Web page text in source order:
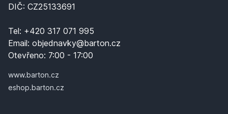
DIČ: CZ25133691
Tel: +420 317 071 995
Email: objednavky@barton.cz
Otevřeno: 7:00 - 17:00
www.barton.cz
eshop.barton.cz